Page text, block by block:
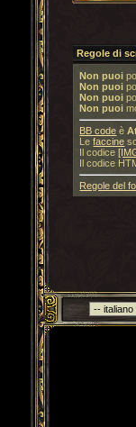
Regole di
Non puoi
Non puoi
Non puoi
Non puoi
BB code è
Lefaccine
Il codice
Il codice
Regole del